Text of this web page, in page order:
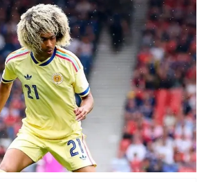
如何把百年大党建设得更加坚强有力
一枚俄导弹都没击落 泽连斯基发声
多专业取消艺考 文化工作者要有文化
“银行午休1.5小时”留个窗口行不行
41岁女子为鼓励女儿考上985研究生
总书记关心百姓身边这些民生大事